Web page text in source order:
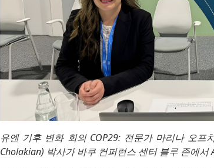
유엔 기후 변화 회의 COP29: 전문가 마리나 오프
Cholakian) 박사가 바쿠 컨퍼런스 센터 블루 존에서